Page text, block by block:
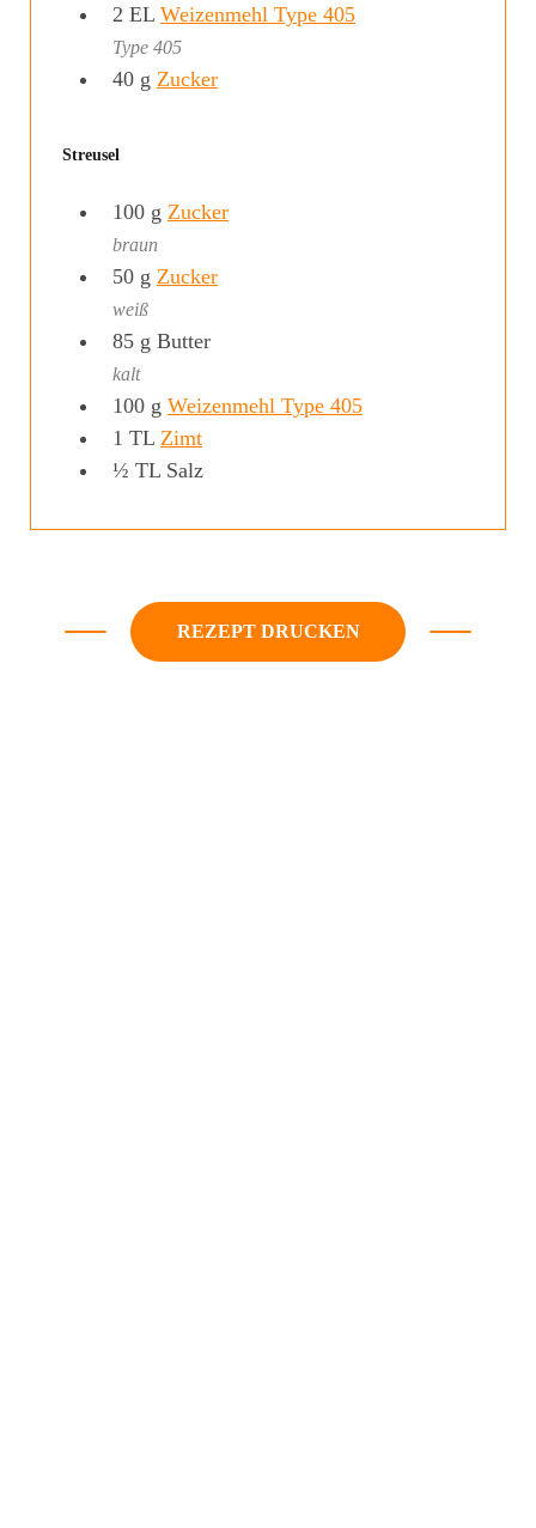
2 EL Weizenmehl Type 405
Type 405
40 g Zucker
Streusel
100 g Zucker
braun
50 g Zucker
weiß
85 g Butter
kalt
100 g Weizenmehl Type 405
1 TL Zimt
½ TL Salz
REZEPT DRUCKEN